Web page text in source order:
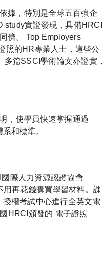
據，特別是全球五百強企
實證發現，具備HRCI
儕。 Top Employers
照的HR專業人士，這些公
篇SSCI學術論文亦證實，
，使學員快速掌握通過
和標準。
際人力資源認證協會
再花錢購買學習材料。課
權考試中心進行全英文電
HRCI頒發的 電子證照